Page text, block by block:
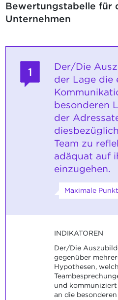
Bewertungstabelle für
Unternehmen
1
Der/Die
der Lage die
besonderen
der
Team zu
adäquat auf
einzugehen.
Maximale
INDIKATOREN
Der/Die
gegenüber
Hypothesen,
und
an die